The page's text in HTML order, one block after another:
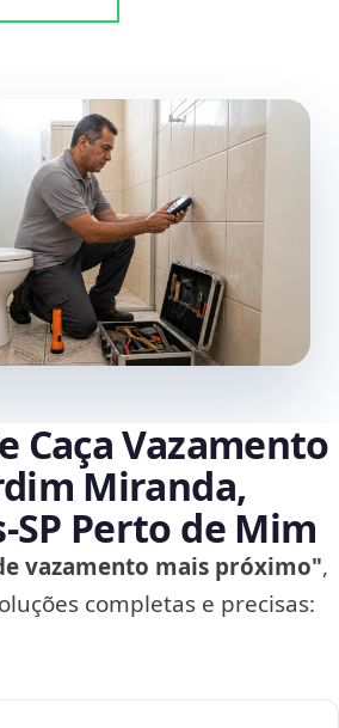
Caça Vazamento
Miranda,
Perto de Mim
vazamento mais próximo",
completas e precisas: